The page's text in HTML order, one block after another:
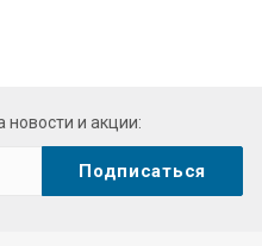
новости и акции: